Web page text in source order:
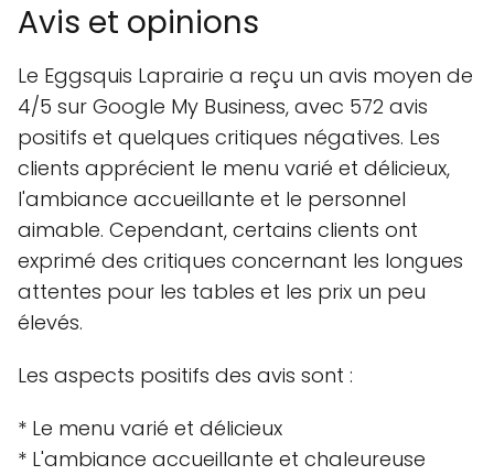
Avis et opinions
Le Eggsquis Laprairie a reçu un avis moyen de
4/5 sur Google My Business, avec 572 avis
positifs et quelques critiques négatives. Les
clients apprécient le menu varié et délicieux,
l'ambiance accueillante et le personnel
aimable. Cependant, certains clients ont
exprimé des critiques concernant les longues
attentes pour les tables et les prix un peu
élevés.
Les aspects positifs des avis sont :
* Le menu varié et délicieux
* L'ambiance accueillante et chaleureuse